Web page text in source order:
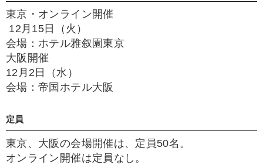
東京・オンライン開催
12月15日（火）
会場：ホテル雅叙園東京
大阪開催
12月2日（水）
会場：帝国ホテル大阪
定員
東京、大阪の会場開催は、定員50名。
オンライン開催は定員なし。